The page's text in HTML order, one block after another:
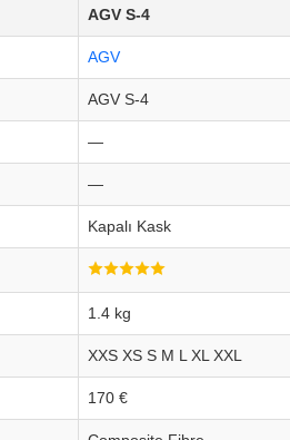
AGV S-4
AGV
AGV S-4
—
—
Kapalı Kask
1.4 kg
XXS XS S M L XL XXL
170 €